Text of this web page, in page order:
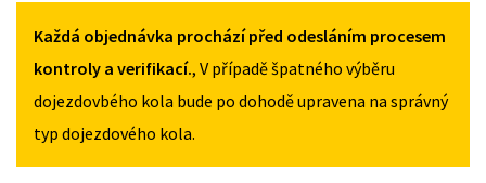
Každá objednávka prochází před odesláním procesem
kontroly a verifikací., V případě špatného výběru
dojezdovbého kola bude po dohodě upravena na správný
typ dojezdového kola.